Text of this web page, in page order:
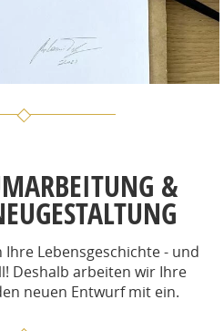
&
Lebensgeschichte - und
Deshalb arbeiten wir Ihre
neuen Entwurf mit ein.